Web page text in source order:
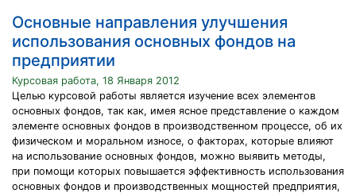
Основные направления улучшения
использования основных фондов на
предприятии
Курсовая работа, 18 Января 2012
Целью курсовой работы является изучение всех элементов
основных фондов, так как, имея ясное представление о каждом
элементе основных фондов в производственном процессе, об их
физическом и моральном износе, о факторах, которые влияют
на использование основных фондов, можно выявить методы,
при помощи которых повышается эффективность использования
основных фондов и производственных мощностей предприятия,